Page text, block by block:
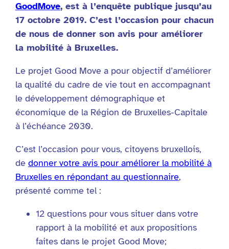
GoodMove, est à l’enquête publique jusqu’au
17 octobre 2019. C’est l’occasion pour chacun
de nous de donner son avis pour améliorer
la mobilité à Bruxelles.
Le projet Good Move a pour objectif d’améliorer
la qualité du cadre de vie tout en accompagnant
le développement démographique et
économique de la Région de Bruxelles-Capitale
à l’échéance 2030.
C’est l’occasion pour vous, citoyens bruxellois,
de donner votre avis pour améliorer la mobilité à
Bruxelles en répondant au questionnaire,
présenté comme tel :
12 questions pour vous situer dans votre
rapport à la mobilité et aux propositions
faites dans le projet Good Move;